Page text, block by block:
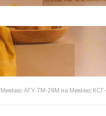
Мимакс АГУ-ТМ-28М на Мимакс